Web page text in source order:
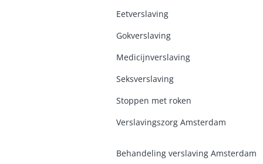
Eetverslaving
Gokverslaving
Medicijnverslaving
Seksverslaving
Stoppen met roken
Verslavingszorg Amsterdam
Behandeling verslaving Amsterdam